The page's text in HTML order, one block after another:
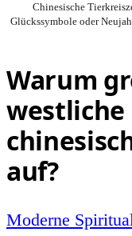
Chinesische
Glückssymbole oder
Warum
auf?
Moderne